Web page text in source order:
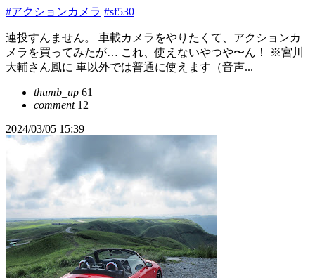
#アクションカメラ #sf530
連投すんません。 車載カメラをやりたくて、アクションカ
メラを買ってみたが… これ、使えないやつや〜ん！ ※宮川
大輔さん風に 車以外では普通に使えます（音声...
thumb_up 61
comment12
2024/03/05 15:39